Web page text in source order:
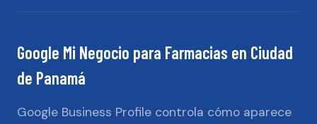
Google Mi Negocio para Farmacias en Ciudad
de Panamá
Google Business Profile controla cómo aparece